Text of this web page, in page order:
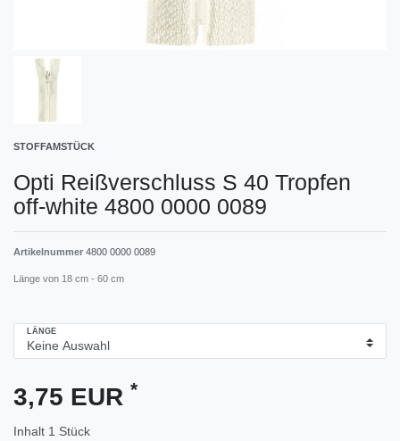
STOFFAMSTÜCK
Opti Reißverschluss S 40 Tropfen
off-white 4800 0000 0089
Artikelnummer 4800 0000 0089
Länge von 18 cm - 60 cm
LÄNGE
3,75 EUR *
Inhalt 1 Stück